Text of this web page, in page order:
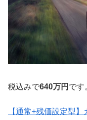
税込みで640万円 です
【通常+残価設定型